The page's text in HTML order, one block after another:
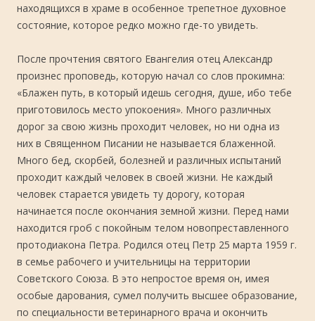
находящихся в храме в особенное трепетное духовное
состояние, которое редко можно где-то увидеть.
После прочтения святого Евангелия отец Александр
произнес проповедь, которую начал со слов прокимна:
«Блажен путь, в который идешь сегодня, душе, ибо тебе
приготовилось место упокоения». Много различных
дорог за свою жизнь проходит человек, но ни одна из
них в Священном Писании не называется блаженной.
Много бед, скорбей, болезней и различных испытаний
проходит каждый человек в своей жизни. Не каждый
человек старается увидеть ту дорогу, которая
начинается после окончания земной жизни. Перед нами
находится гроб с покойным телом новопреставленного
протодиакона Петра. Родился отец Петр 25 марта 1959 г.
в семье рабочего и учительницы на территории
Советского Союза. В это непростое время он, имея
особые дарования, сумел получить высшее образование,
по специальности ветеринарного врача и окончить